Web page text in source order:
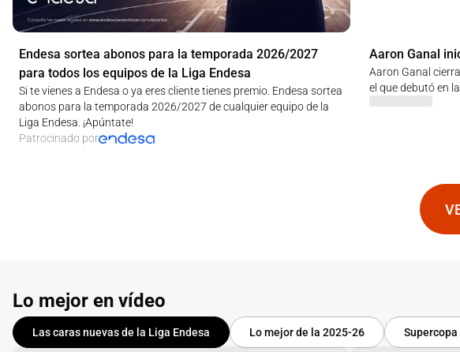
Endesa sortea abonos para la temporada 2026/2027
para todos los equipos de la Liga Endesa
Si te vienes a Endesa o ya eres cliente tienes premio. Endesa sortea
abonos para la temporada 2026/2027 de cualquier equipo de la
Liga Endesa. ¡Apúntate!
Patrocinado por
Aaron Ganal
Aaron Ganal
el que debutó en
Lo mejor en vídeo
Las caras nuevas de la Liga Endesa Lo mejor de la 2025-26